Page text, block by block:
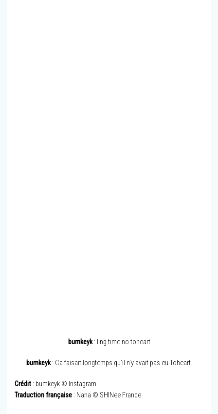
bumkeyk: ling time no toheart
bumkeyk: Ca faisait longtemps qu’il n’y avait pas eu Toheart.
Crédit : bumkeyk © Instagram
Traduction française : Nana © SHINee France